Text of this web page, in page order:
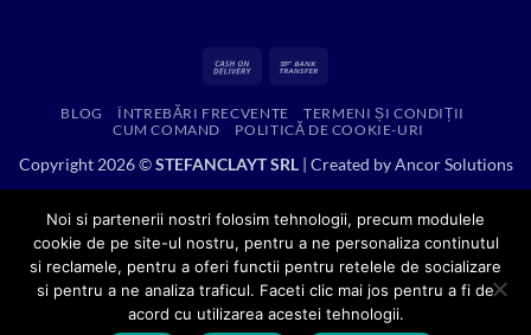
Cash
Delivery
BLOG ÎNTREBĂRI FRECVENTE
TERMENI ȘI CONDIȚII
CUM COMAND
POLITICĂ DE COOKIE-URI
Copyright 2026 ©STEFANCLAYT SRL| Created byAncor Solutions
Noi si partenerii nostri folosim tehnologii, precum modulele
cookie de pe site-ul nostru, pentru a ne personaliza continutul
si reclamele, pentru a oferi functii pentru retelele de socializare
si pentru a ne analiza traficul. Faceti clic mai jos pentru a fi de
acord cu utilizarea acestei tehnologii.